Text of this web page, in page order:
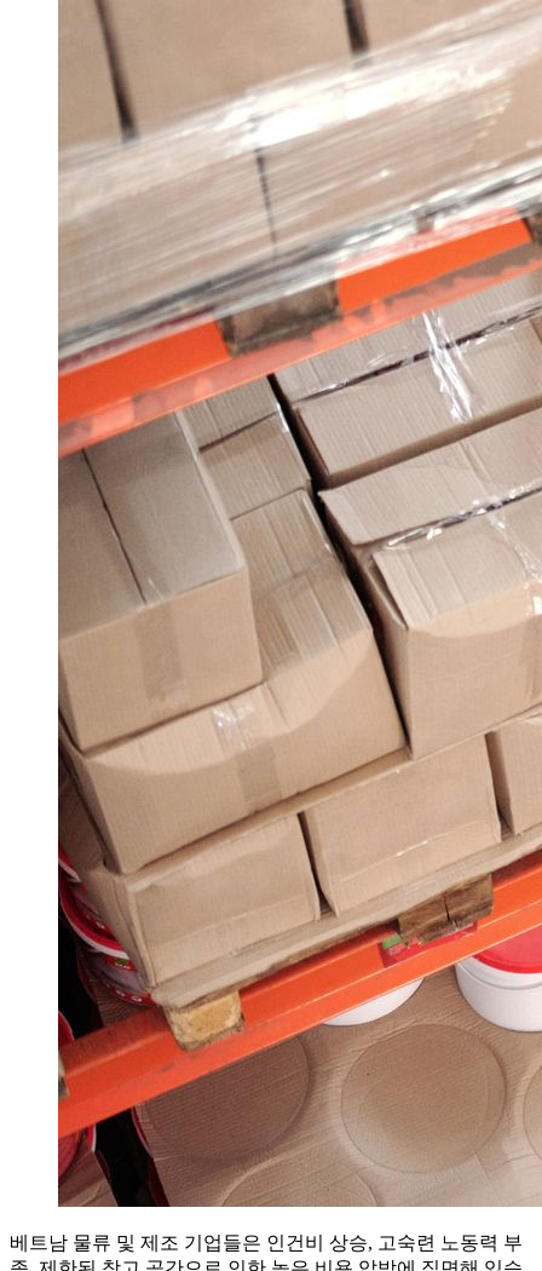
베트남 물류 및 제조 기업들은 인건비 상승, 고숙련 노동력 부